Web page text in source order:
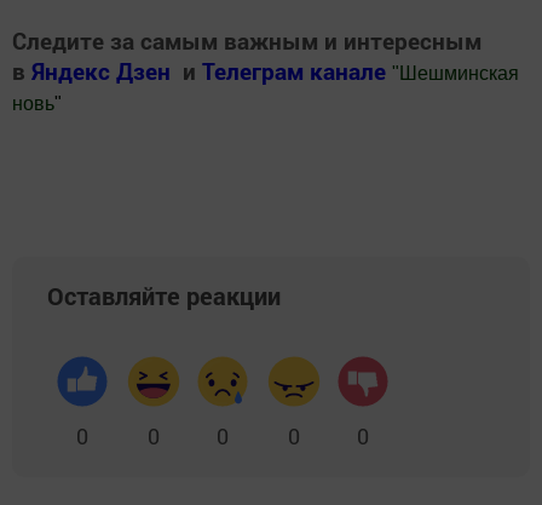
Следите за самым важным и интересным
в Яндекс Дзен и Телеграм канале " Шешминская
новь"
Оставляйте реакции
0 0 0 0 0